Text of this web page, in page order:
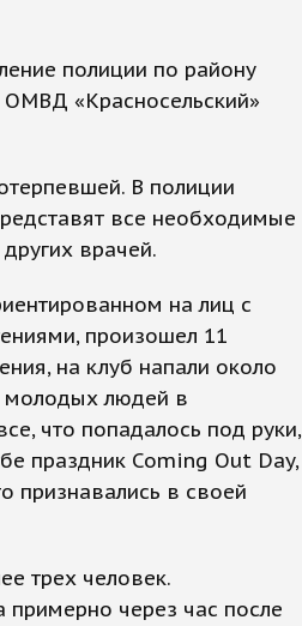
полиции по району
ОМВД «Красносельский»
В полиции
все необходимые
врачей.
на лиц с
произошел 11
на клуб напали около
молодых людей в
что попадалось под руки,
праздник Coming Out Day,
признавались в своей
трех человек.
примерно через час после